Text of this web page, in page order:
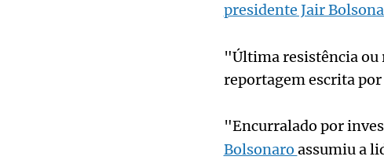
presidente Jair
"Última resistência ou
reportagem escrita
"Encurralado por
Bolsonaro assumiu a